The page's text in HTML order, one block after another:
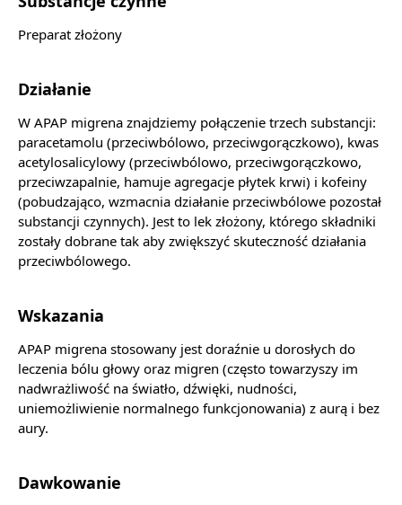
Preparat złożony
Działanie
W APAP migrena znajdziemy połączenie trzech substancji:
paracetamolu (przeciwbólowo, przeciwgorączkowo), kwas
acetylosalicylowy (przeciwbólowo, przeciwgorączkowo,
przeciwzapalnie, hamuje agregacje płytek krwi) i kofeiny
(pobudzająco, wzmacnia działanie przeciwbólowe pozostał
substancji czynnych). Jest to lek złożony, którego składniki
zostały dobrane tak aby zwiększyć skuteczność działania
przeciwbólowego.
Wskazania
APAP migrena stosowany jest doraźnie u dorosłych do
leczenia bólu głowy oraz migren (często towarzyszy im
nadwrażliwość na światło, dźwięki, nudności,
uniemożliwienie normalnego funkcjonowania) z aurą i bez
aury.
Dawkowanie